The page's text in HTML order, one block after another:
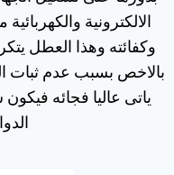
الالكترونية
وكفائته وهذا العطل
بالاخص بسبب عدم ثبات
ياتى عاليا فجائه